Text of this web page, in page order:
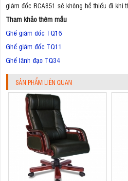
giám đốc RCA851 sẽ không hề thiếu đi khí
Tham khảo thêm mẫu
Ghế giám đốc TQ16
Ghế giám đốc TQ11
Ghế lãnh đạo TQ34
SẢN PHẨM LIÊN QUAN